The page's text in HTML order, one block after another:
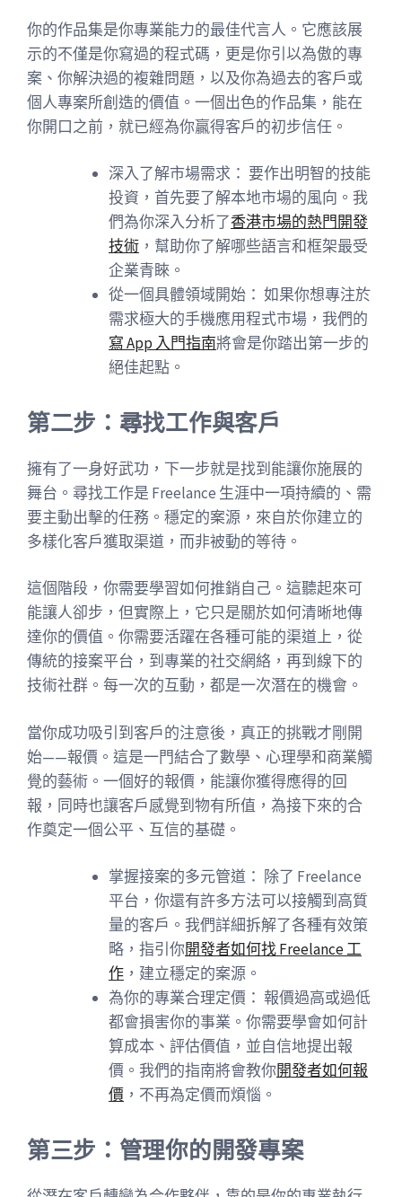
你的作品集是你專業能力的最佳代言人。它應該展
示的不僅是你寫過的程式碼，更是你引以為傲的專
案、你解決過的複雜問題，以及你為過去的客戶或
個人專案所創造的價值。一個出色的作品集，能在
你開口之前，就已經為你贏得客戶的初步信任。
深入了解市場需求： 要作出明智的技能
投資，首先要了解本地市場的風向。我
們為你深入分析了香港市場的熱門開發
技術 ，幫助你了解哪些語言和框架最受
企業青睞。
從一個具體領域開始： 如果你想專注於
需求極大的手機應用程式市場，我們的
寫 App 入門指南將會是你踏出第一步的
絕佳起點。
第二步：尋找工作與客戶
擁有了一身好武功，下一步就是找到能讓你施展的
舞台。尋找工作是 Freelance 生涯中一項持續的、需
要主動出擊的任務。穩定的案源，來自於你建立的
多樣化客戶獲取渠道，而非被動的等待。
這個階段，你需要學習如何推銷自己。這聽起來可
能讓人卻步，但實際上，它只是關於如何清晰地傳
達你的價值。你需要活躍在各種可能的渠道上，從
傳統的接案平台，到專業的社交網絡，再到線下的
技術社群。每一次的互動，都是一次潛在的機會。
當你成功吸引到客戶的注意後，真正的挑戰才剛開
始——報價。這是一門結合了數學、心理學和商業觸
覺的藝術。一個好的報價，能讓你獲得應得的回
報，同時也讓客戶感覺到物有所值，為接下來的合
作奠定一個公平、互信的基礎。
掌握接案的多元管道： 除了 Freelance
平台，你還有許多方法可以接觸到高質
量的客戶。我們詳細拆解了各種有效策
略，指引你開發者如何找 Freelance 工
作 ，建立穩定的案源。
為你的專業合理定價： 報價過高或過低
都會損害你的事業。你需要學會如何計
算成本、評估價值，並自信地提出報
價。我們的指南將會教你開發者如何報
價 ，不再為定價而煩惱。
第三步：管理你的開發專案